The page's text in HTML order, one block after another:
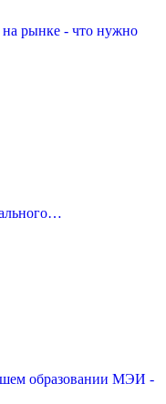
рынке - что нужно
образовании МЭИ -